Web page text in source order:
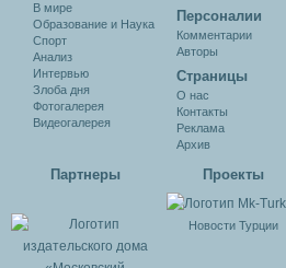
В мире
Образование и Наука
Спорт
Анализ
Интервью
Злоба дня
Фотогалерея
Видеогалерея
Персоналии
Комментарии
Авторы
Cтраницы
О нас
Контакты
Реклама
Архив
Партнеры Проекты
Новости Турции